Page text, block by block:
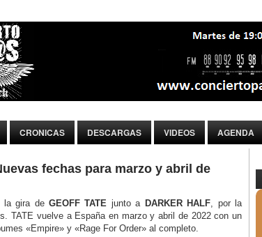
CRONICAS DESCARGAS VIDEOS AGENDA
fechas para marzo y abril de
la gira de GEOFF TATE junto a DARKER HALF, por la
TATE vuelve a España en marzo y abril de 2022 con un
«Empire» y «Rage For Order» al completo.